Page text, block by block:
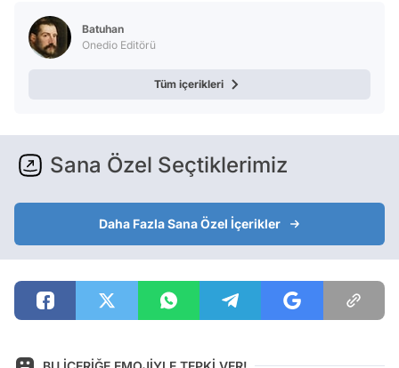
Batuhan
Onedio Editörü
Tüm içerikleri
Sana Özel Seçtiklerimiz
Daha Fazla Sana Özel İçerikler